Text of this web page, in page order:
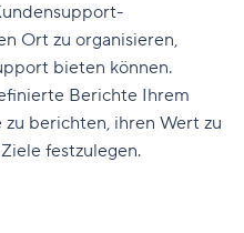
Ort zu organisieren,
bieten können.
Berichte Ihrem
berichten, ihren Wert zu
festzulegen.